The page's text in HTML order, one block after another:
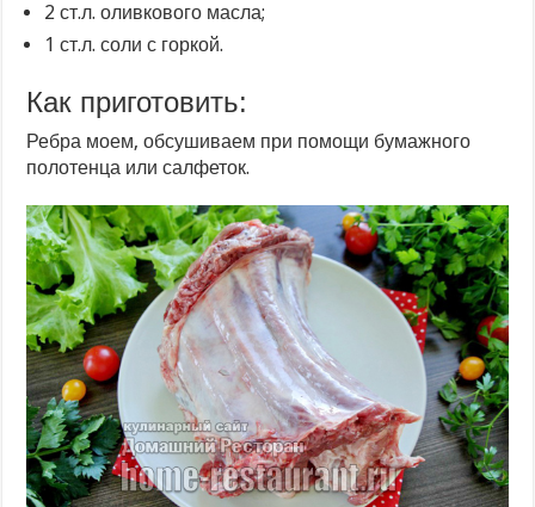
2 ст.л. оливкового масла;
1 ст.л. соли с горкой.
Как приготовить:
Ребра моем, обсушиваем при помощи бумажного
полотенца или салфеток.